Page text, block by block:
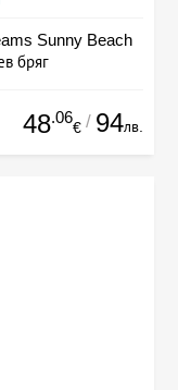
Sunny Beach
бряг
48.06
€ / 94лв.